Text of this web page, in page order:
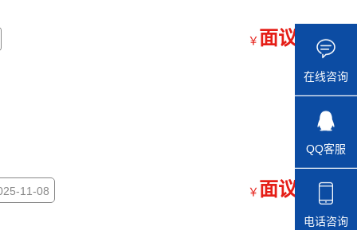
￥ 面议
11-08 ￥ 面议
在线咨询
QQ客服
电话咨询